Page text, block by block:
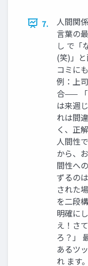
7.
人間関
言葉の
し で「
(笑)」
コミに
例：上
合—— 「
は来週
れは間
く、正
人間性
から、
間性へ
ずるの
された
を二段
明確に
え！さ
ろ？」
あるツ
れ ます